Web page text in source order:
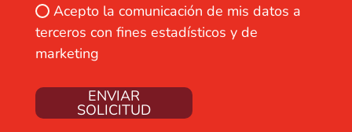
Acepto la comunicación de mis datos a
terceros con fines estadísticos y de
marketing
ENVIAR
SOLICITUD